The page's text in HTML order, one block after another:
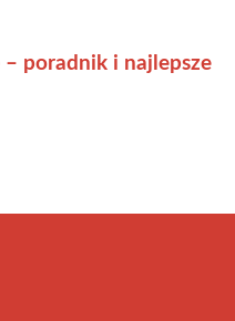
poradnik i najlepsze